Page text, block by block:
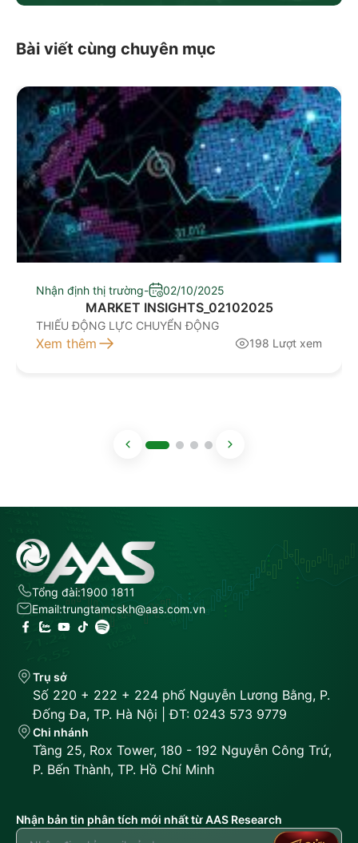
Bài viết cùng chuyên mục
Nhận định thị trường- 02/10/2025
MARKET INSIGHTS_02102025
THIẾU ĐỘNG LỰC CHUYỂN ĐỘNG
Xem thêm 198 Lượt xem
Tổng đài:1900 1811
Email:trungtamcskh@aas.com.vn
Trụ sở
Số 220 + 222 + 224 phố Nguyễn Lương Bằng, P.
Đống Đa, TP. Hà Nội | ĐT: 0243 573 9779
Chi nhánh
Tầng 25, Rox Tower, 180 - 192 Nguyễn Công Trứ,
P. Bến Thành, TP. Hồ Chí Minh
Nhận bản tin phân tích mới nhất từ AAS Research